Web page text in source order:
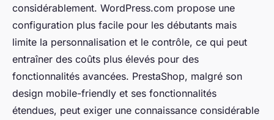
considérablement. WordPress.com propose une
configuration plus facile pour les débutants mais
limite la personnalisation et le contrôle, ce qui peut
entraîner des coûts plus élevés pour des
fonctionnalités avancées. PrestaShop, malgré son
design mobile-friendly et ses fonctionnalités
étendues, peut exiger une connaissance considérable